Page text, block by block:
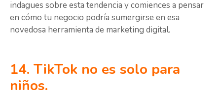
indagues sobre esta tendencia y comiences a pensar
en cómo tu negocio podría sumergirse en esa
novedosa herramienta de marketing digital.
14. TikTok no es solo para
niños.